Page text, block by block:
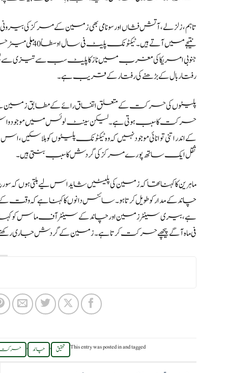
تاہم، زلزلے، آتش فشاں اور سونامی بھی زمین کے مرکز کی
نتیجے میں آتے
رفتار بال کے بڑھنے کی رفتارکے قریب ہے۔
پلیٹوں کی حرکت کے متعلق اتفاق رائے کے مطابق زمین کے
حرکت کا سبب ہوتی ہے۔لیکن سینٹ لوئس میں موجود
کے اندر اتنی توانائی موجود نہیں کہ وہ ٹیکٹونک پلیٹوں کو
ثقل ایک ساتھ پورے مرکز کی گردش کا سبب بنتی ہیں۔
ماہرین کا کہنا تھا کہ زمین کی پلیٹیں شاید اس لیے ہلتی ہوں کہ
چاند کے مدار کو طویل کرتا ہو۔سائنس دانوں کا کہنا ہے کہ
فی ماہ آگے پیچھے حرکت کرتا ہے۔زمین کے گردش جاری رکھنے پر
This entry was posted inand tagged تحقیق , چاند ,